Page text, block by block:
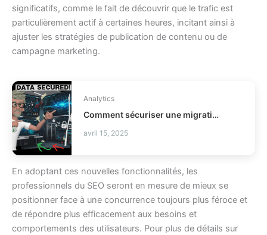
significatifs, comme le fait de découvrir que le trafic est
particulièrement actif à certaines heures, incitant ainsi à
ajuster les stratégies de publication de contenu ou de
campagne marketing.
Analytics
Comment sécuriser une migration de données business ?
avril 15, 2025
En adoptant ces nouvelles fonctionnalités, les
professionnels du SEO seront en mesure de mieux se
positionner face à une concurrence toujours plus féroce et
de répondre plus efficacement aux besoins et
comportements des utilisateurs. Pour plus de détails sur